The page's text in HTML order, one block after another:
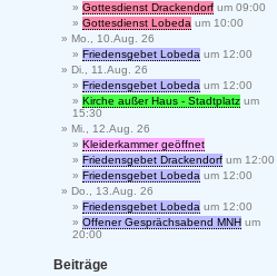
Gottesdienst Drackendorf um 09:00
Gottesdienst Lobeda um 10:00
Mo., 10.Aug. 26
Friedensgebet Lobeda um 12:00
Di., 11.Aug. 26
Friedensgebet Lobeda um 12:00
Kirche außer Haus - Stadtplatz um
15:30
Mi., 12.Aug. 26
Kleiderkammer geöffnet
Friedensgebet Drackendorf um 12:00
Friedensgebet Lobeda um 12:00
Do., 13.Aug. 26
Friedensgebet Lobeda um 12:00
Offener Gesprächsabend MNH um
20:00
Beiträge